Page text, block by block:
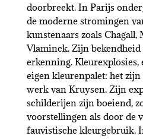
doorbreekt. In Parijs
de moderne stromingen
kunstenaars zoals Chagall,
Vlaminck. Zijn
erkenning. Kleurexplosies,
eigen kleurenpalet: het
werk van Kruysen. Zijn
schilderijen zijn boeiend,
voorstellingen als door de
fauvistische kleurgebruik.